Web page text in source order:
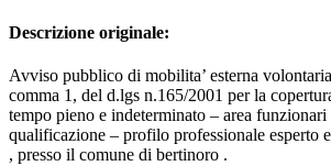
Descrizione originale:
Avviso pubblico di mobilita’ esterna
comma 1, del d.lgs n.165/2001 per la
tempo pieno e indeterminato – area funzionari
qualificazione – profilo professionale esperto
, presso il comune di bertinoro .